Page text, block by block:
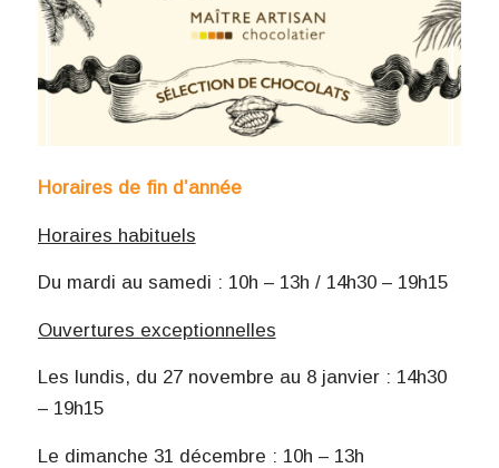
Horaires de fin d’année
Horaires habituels
Du mardi au samedi : 10h – 13h / 14h30 – 19h15
Ouvertures exceptionnelles
Les lundis, du 27 novembre au 8 janvier : 14h30
– 19h15
Le dimanche 31 décembre : 10h – 13h